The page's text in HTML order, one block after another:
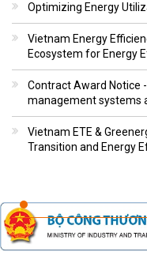
Optimizing Energy
Vietnam Energy
Ecosystem for Energy
Contract Award Notice
management systems
Vietnam ETE &
Transition and Energy